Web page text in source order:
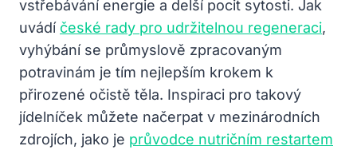
vstřebávání energie a delší pocit sytosti. Jak
uvádí české rady pro udržitelnou regeneraci,
vyhýbání se průmyslově zpracovaným
potravinám je tím nejlepším krokem k
přirozené očistě těla. Inspiraci pro takový
jídelníček můžete načerpat v mezinárodních
zdrojích, jako je průvodce nutričním restartem